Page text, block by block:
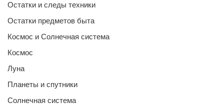
Остатки и следы техники
Остатки предметов быта
Космос и Солнечная система
Космос
Луна
Планеты и спутники
Солнечная система